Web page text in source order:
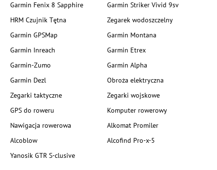
Garmin Fenix 8 Sapphire
Garmin Striker Vivid 9sv
HRM Czujnik Tętna
Zegarek wodoszczelny
Garmin GPSMap
Garmin Montana
Garmin Inreach
Garmin Etrex
Garmin-Zumo
Garmin Alpha
Garmin Dezl
Obroża elektryczna
Zegarki taktyczne
Zegarki wojskowe
GPS do roweru
Komputer rowerowy
Nawigacja rowerowa
Alkomat Promiler
Alcoblow
Alcofind Pro-x-5
Yanosik GTR S-clusive